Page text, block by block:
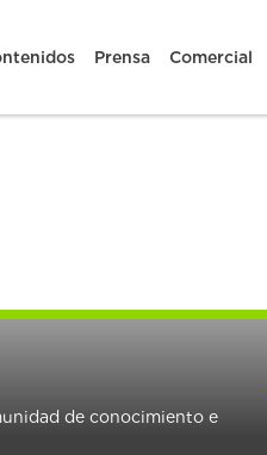
Prensa Comercial
de conocimiento e